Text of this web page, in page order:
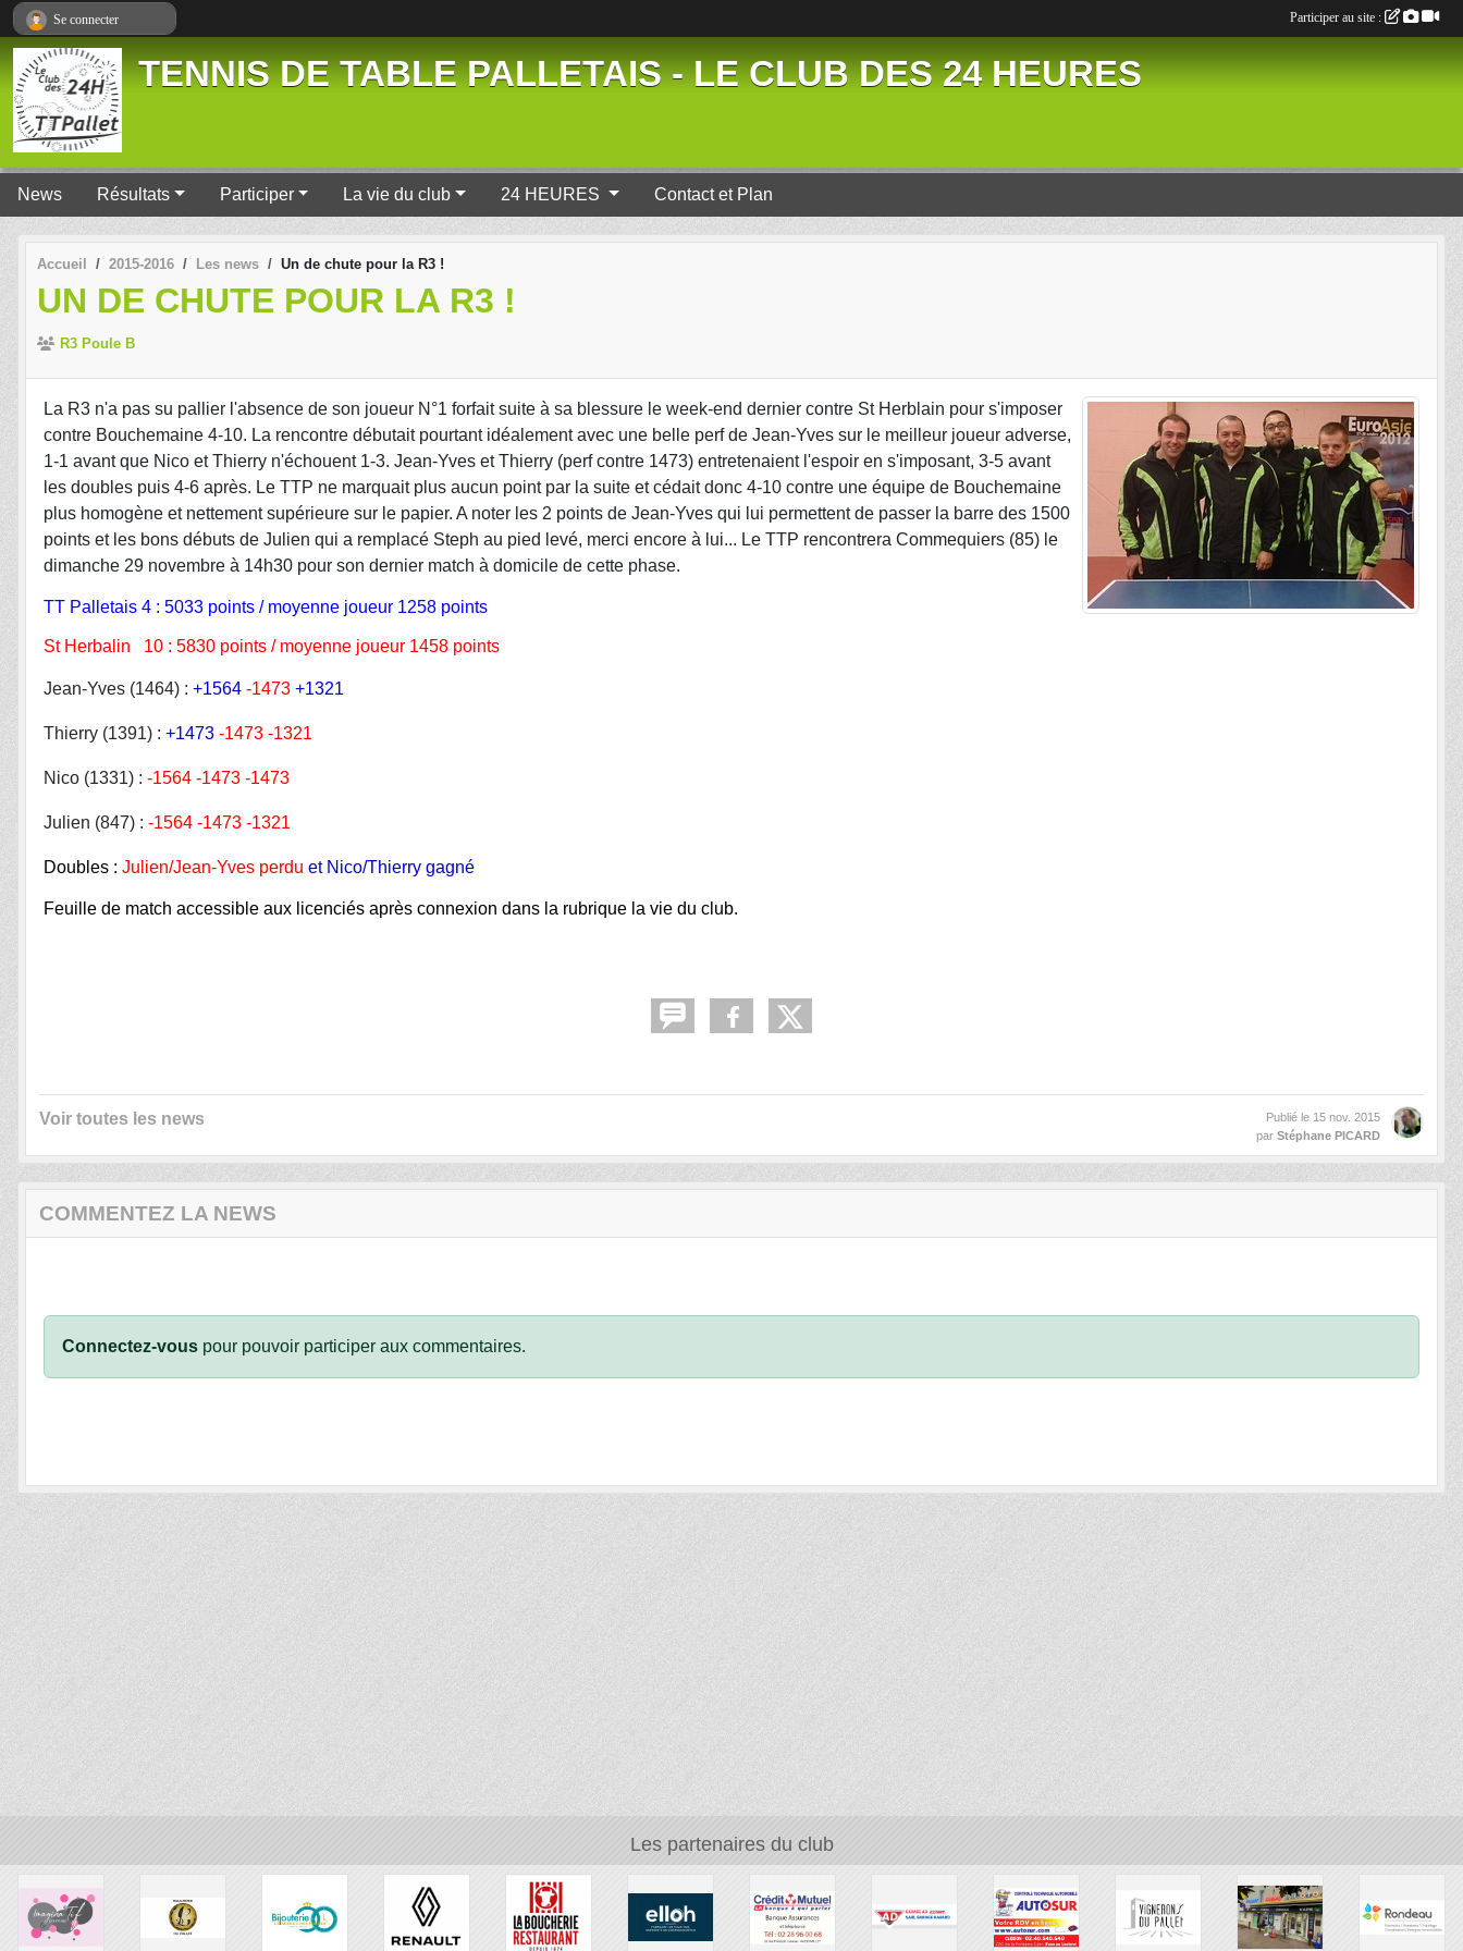
TENNIS DE TABLE PALLETAIS - LE CLUB DES 24 HEURES
News Résultats Participer La vie du club 24 HEURES Contact et Plan
Accueil 2015-2016 Les news Un de chute pour la R3 !
UN DE CHUTE POUR LA R3 !
R3 Poule B
La R3 n'a pas su pallier l'absence de son joueur N°1 forfait suite à sa blessure le week-end dernier contre St Herblain pour s'imposer
contre Bouchemaine 4-10. La rencontre débutait pourtant idéalement avec une belle perf de Jean-Yves sur le meilleur joueur adverse,
1-1 avant que Nico et Thierry n'échouent 1-3. Jean-Yves et Thierry (perf contre 1473) entretenaient l'espoir en s'imposant, 3-5 avant
les doubles puis 4-6 après. Le TTP ne marquait plus aucun point par la suite et cédait donc 4-10 contre une équipe de Bouchemaine
plus homogène et nettement supérieure sur le papier. A noter les 2 points de Jean-Yves qui lui permettent de passer la barre des 1500
points et les bons débuts de Julien qui a remplacé Steph au pied levé, merci encore à lui... Le TTP rencontrera Commequiers (85) le
dimanche 29 novembre à 14h30 pour son dernier match à domicile de cette phase.
TT Palletais 4 : 5033 points / moyenne joueur 1258 points
St Herbalin 10 : 5830 points / moyenne joueur 1458 points
Jean-Yves (1464) : +1564 -1473 +1321
Thierry (1391) : +1473 -1473 -1321
Nico (1331) : -1564 -1473 -1473
Julien (847) : -1564 -1473 -1321
Doubles : Julien/Jean-Yves perdu et Nico/Thierry gagné
Feuille de match accessible aux licenciés après connexion dans la rubrique la vie du club.
Voir toutes les news Publié le 15 nov. 2015
par Stéphane PICARD
COMMENTEZ LA NEWS
Connectez-vous pour pouvoir participer aux commentaires.
Les partenaires du club
Se connecter Participer au site :
Panneau de gestion des cookies